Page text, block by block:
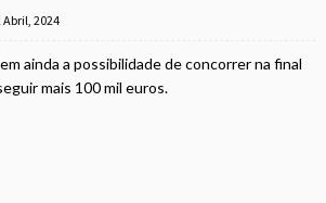
Abril, 2024
ainda a possibilidade de concorrer na final
mais 100 mil euros.